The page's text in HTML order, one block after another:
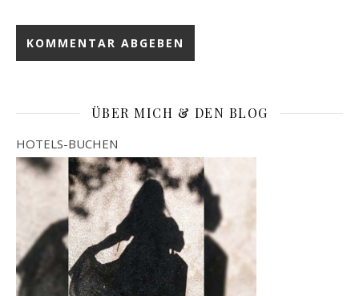
ÜBER MICH & DEN BLOG
HOTELS-BUCHEN